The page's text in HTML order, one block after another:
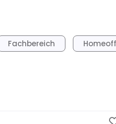
Fachbereich